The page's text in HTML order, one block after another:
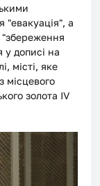
"евакуація", а
у дописі на
місті, яке
місцевого
золота IV